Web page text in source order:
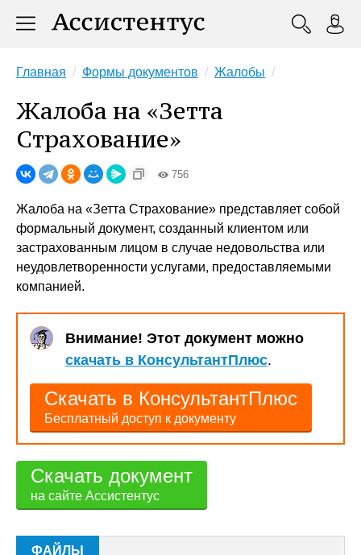
Главная Формы документов Жалобы
Жалоба на «Зетта
Страхование»
756
Жалоба на «Зетта Страхование» представляет собой
формальный документ, созданный клиентом или
застрахованным лицом в случае недовольства или
неудовлетворенности услугами, предоставляемыми
компанией.
Внимание! Этот документ можно
скачать в КонсультантПлюс.
Скачать в КонсультантПлюс
Бесплатный доступ к документу
Скачать документ
на сайте Ассистентус
ФАЙЛЫ